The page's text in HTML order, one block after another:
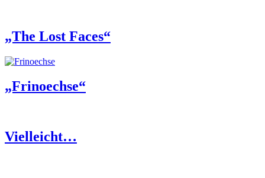
„The Lost Faces“
„Frinoechse“
Vielleicht…